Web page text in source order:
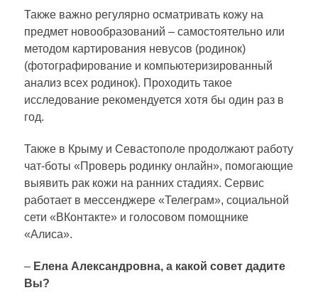
Также важно регулярно осматривать кожу на
предмет новообразований – самостоятельно или
методом картирования невусов (родинок)
(фотографирование и компьютеризированный
анализ всех родинок). Проходить такое
исследование рекомендуется хотя бы один раз в
год.
Также в Крыму и Севастополе продолжают работу
чат-боты «Проверь родинку онлайн», помогающие
выявить рак кожи на ранних стадиях. Сервис
работает в мессенджере «Телеграм», социальной
сети «ВКонтакте» и голосовом помощнике
«Алиса».
– Елена Александровна, а какой совет дадите
Вы?